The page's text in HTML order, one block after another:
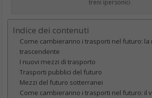
Google Drive, rimarrà invariata: per sfruttare
messo a disposizione non serve altro che un
Lo spazio compreso nell’offerta di Google
essere sfruttato per diversi motivi:
Archiviazione di documenti;
Posta elettronica;